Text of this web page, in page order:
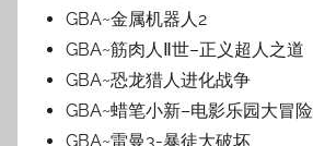
GBA~金属机器人 2
GBA~筋肉人 Ⅱ世–正义超人之道
GBA~恐龙猎人进化战争
GBA~蜡笔小新–电影乐园大冒险
GBA~雷曼3-暴徒大破坏